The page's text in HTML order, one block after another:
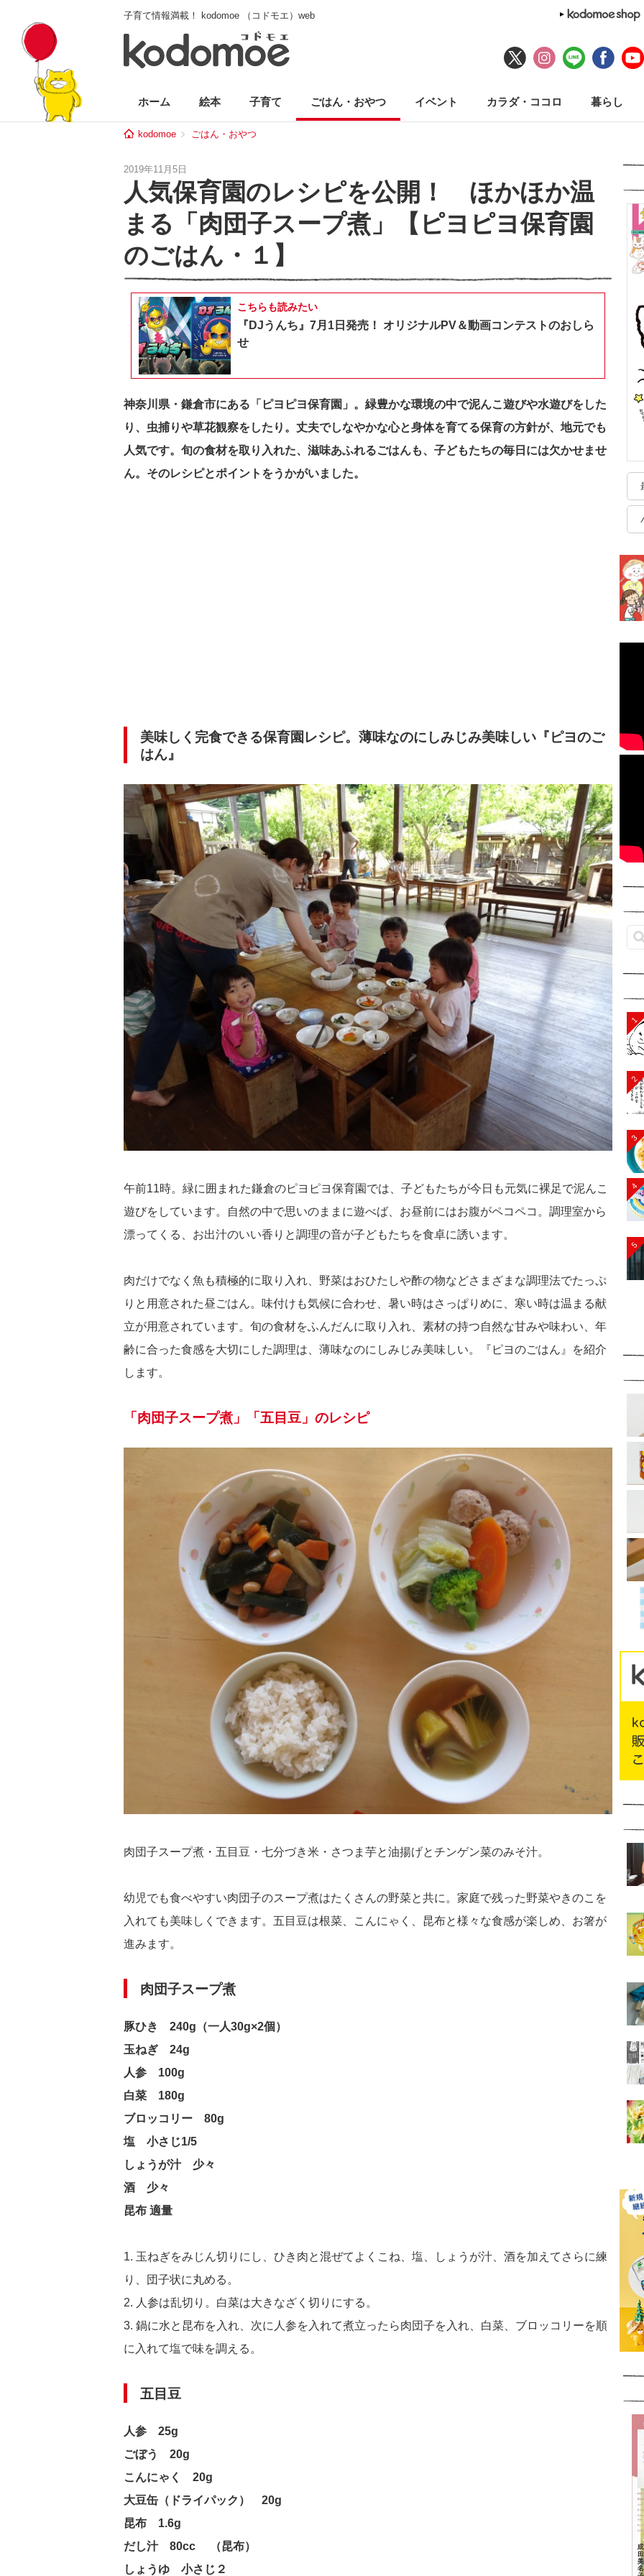
子育て情報満載！ kodomoe （コドモエ）web
ホーム 絵本 子育て ごはん・おやつ イベント カラダ・ココロ 暮らし
kodomoe ごはん・おやつ
2019年11月5日
人気保育園のレシピを公開！ ほかほか温
まる「肉団子スープ煮」【ピヨピヨ保育園
のごはん・１】
こちらも読みたい
『DJうんち』7月1日発売！ オリジナルPV＆動画コンテストのおしら
せ
神奈川県・鎌倉市にある「ピヨピヨ保育園」。緑豊かな環境の中で泥んこ遊びや水遊びをした
り、虫捕りや草花観察をしたり。丈夫でしなやかな心と身体を育てる保育の方針が、地元でも
人気です。旬の食材を取り入れた、滋味あふれるごはんも、子どもたちの毎日には欠かせませ
ん。そのレシピとポイントをうかがいました。
美味しく完食できる保育園レシピ。薄味なのにしみじみ美味しい『ピヨのご
はん』
午前11時。緑に囲まれた鎌倉のピヨピヨ保育園では、子どもたちが今日も元気に裸足で泥んこ
遊びをしています。自然の中で思いのままに遊べば、お昼前にはお腹がペコペコ。調理室から
漂ってくる、お出汁のいい香りと調理の音が子どもたちを食卓に誘います。
肉だけでなく魚も積極的に取り入れ、野菜はおひたしや酢の物などさまざまな調理法でたっぷ
りと用意された昼ごはん。味付けも気候に合わせ、暑い時はさっぱりめに、寒い時は温まる献
立が用意されています。旬の食材をふんだんに取り入れ、素材の持つ自然な甘みや味わい、年
齢に合った食感を大切にした調理は、薄味なのにしみじみ美味しい。『ピヨのごはん』を紹介
します。
「肉団子スープ煮」「五目豆」のレシピ
肉団子スープ煮・五目豆・七分づき米・さつま芋と油揚げとチンゲン菜のみそ汁。
幼児でも食べやすい肉団子のスープ煮はたくさんの野菜と共に。家庭で残った野菜やきのこを
入れても美味しくできます。五目豆は根菜、こんにゃく、昆布と様々な食感が楽しめ、お箸が
進みます。
肉団子スープ煮
豚ひき 240g（一人30g×2個）
玉ねぎ 24g
人参 100g
白菜 180g
ブロッコリー 80g
塩 小さじ1/5
しょうが汁 少々
酒 少々
昆布 適量
1. 玉ねぎをみじん切りにし、ひき肉と混ぜてよくこね、塩、しょうが汁、酒を加えてさらに練
り、団子状に丸める。
2. 人参は乱切り。白菜は大きなざく切りにする。
3. 鍋に水と昆布を入れ、次に人参を入れて煮立ったら肉団子を入れ、白菜、ブロッコリーを順
に入れて塩で味を調える。
五目豆
人参 25g
ごぼう 20g
こんにゃく 20g
大豆缶（ドライパック） 20g
昆布 1.6g
だし汁 80cc （昆布）
しょうゆ 小さじ２
1
2
3
4
5